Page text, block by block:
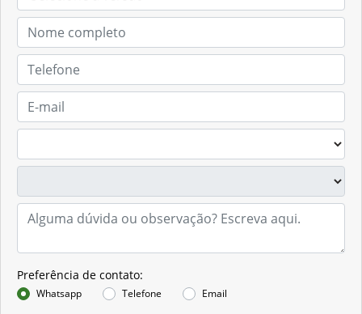
Preferência de contato:
Whatsapp Telefone Email